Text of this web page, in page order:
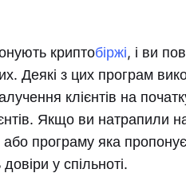
криптобіржі, і ви
Деякі з цих програм
клієнтів на
Якщо ви натрапили
програму яка пропонує
у спільноті.